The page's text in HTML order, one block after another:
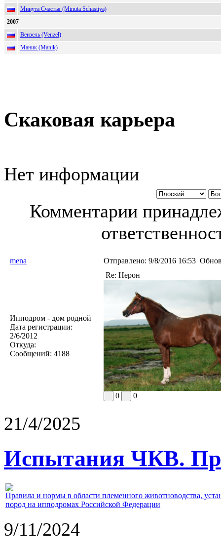
Минута Счастья (Minuta Schastiya)
2007
Вензель (Venzel)
Маник (Manik)
Скаковая карьера
Нет информации
Комментарии
mena Отправлено: 9/8/2016 16:53
Ипподром - дом родной
Дата регистрации:
2/6/2012
Откуда:
Сообщений: 4188
Re: Нерон
0 0
21/4/2025
Испытания ЧКВ.
Правила и нормы в области племенного животноводства,
пород на ипподромах Российской Федерации
9/11/2024